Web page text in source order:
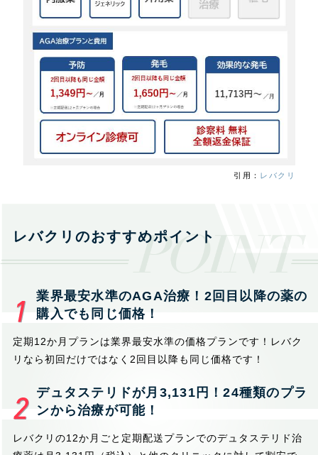
引用： レバクリ
レバクリのおすすめポイント
業界最安水準のAGA治療！2回目以降の薬の
購入でも同じ価格！
定期12か月プランは業界最安水準の価格プランです！レバク
リなら初回だけではなく2回目以降も同じ価格です！
デュタステリドが月3,131円！24種類のプラ
ンから治療が可能！
レバクリの12か月ごと定期配送プランでのデュタステリド治